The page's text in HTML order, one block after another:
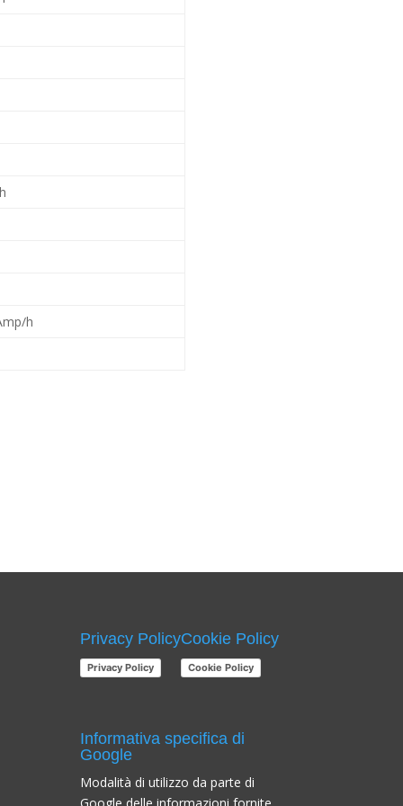
h
Privacy Policy
Privacy Policy
Cookie Policy
Cookie Policy
Informativa specifica di
Google
Modalità di utilizzo da parte di
Google delle informazioni fornite